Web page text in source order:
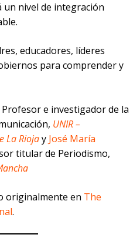
nivel de integración
educadores, líderes
para comprender y
Profesor e investigador de la
UNIR –
La Riojay José María
titular de Periodismo,
originalmente en The
.